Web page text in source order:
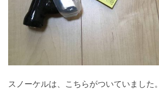
スノーケルは、こちらがついていました。